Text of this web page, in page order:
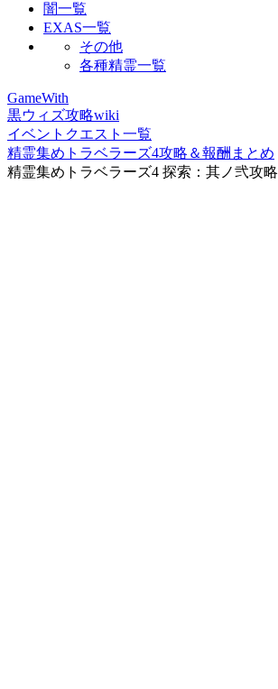
闇一覧
EXAS一覧
その他
各種精霊一覧
GameWith
黒ウィズ攻略wiki
イベントクエスト一覧
精霊集めトラベラーズ4攻略＆報酬まとめ
精霊集めトラベラーズ4 探索：其ノ弐攻略